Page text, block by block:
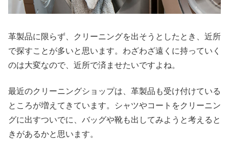
革製品に限らず、クリーニングを出そうとしたとき、近所
で探すことが多いと思います。わざわざ遠くに持っていく
のは大変なので、近所で済ませたいですよね。
最近のクリーニングショップは、革製品も受け付けている
ところが増えてきています。シャツやコートをクリーニン
グに出すついでに、バッグや靴も出してみようと考えると
きがあるかと思います。